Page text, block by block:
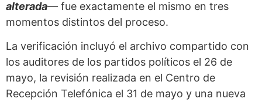
alterada— fue exactamente el mismo en tres
momentos distintos del proceso.
La verificación incluyó el archivo compartido con
los auditores de los partidos políticos el 26 de
mayo, la revisión realizada en el Centro de
Recepción Telefónica el 31 de mayo y una nueva